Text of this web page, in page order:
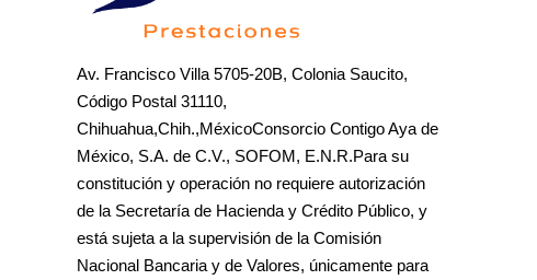
Av. Francisco Villa 5705-20B, Colonia Saucito,
Código Postal 31110,
Chihuahua,Chih.,MéxicoConsorcio Contigo Aya de
México, S.A. de C.V., SOFOM, E.N.R.Para su
constitución y operación no requiere autorización
de la Secretaría de Hacienda y Crédito Público, y
está sujeta a la supervisión de la Comisión
Nacional Bancaria y de Valores, únicamente para